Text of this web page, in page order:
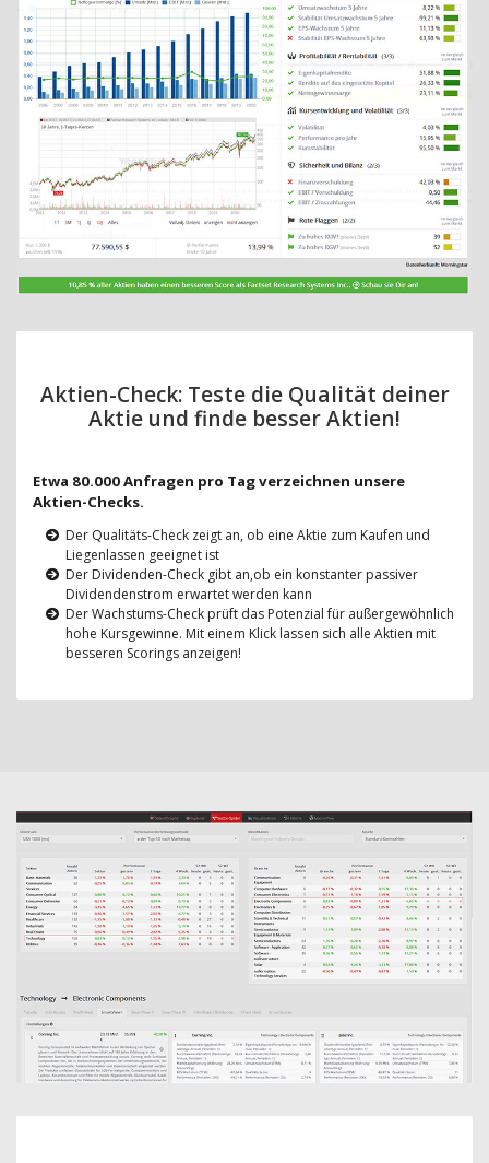
Aktien-Check: Teste die Qualität deiner
Aktie und finde besser Aktien!
Etwa 80.000 Anfragen pro Tag verzeichnen unsere
Aktien-Checks.
Der Qualitäts-Check zeigt an, ob eine Aktie zum Kaufen und
Liegenlassen geeignet ist
Der Dividenden-Check gibt an,ob ein konstanter passiver
Dividendenstrom erwartet werden kann
Der Wachstums-Check prüft das Potenzial für außergewöhnlich
hohe Kursgewinne. Mit einem Klick lassen sich alle Aktien mit
besseren Scorings anzeigen!